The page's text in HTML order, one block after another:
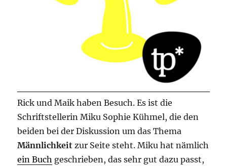
Rick und Maik haben Besuch. Es ist die
Schriftstellerin Miku Sophie Kühmel, die den
beiden bei der Diskussion um das Thema
Männlichkeit zur Seite steht. Miku hat nämlich
ein Buch geschrieben, das sehr gut dazu passt,